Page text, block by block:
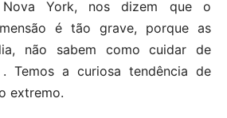
Nova York, nos dizem que o
é tão grave, porque as
não sabem como cuidar de
. Temos a curiosa tendência de
extremo.